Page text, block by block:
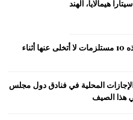
هيمالايا، الهند
أنا صيدلانية وهذه 10 مستلزمات لا أتخلى عنها أثناء
المحلية في فنادق دول مجلس
هذا الصيف